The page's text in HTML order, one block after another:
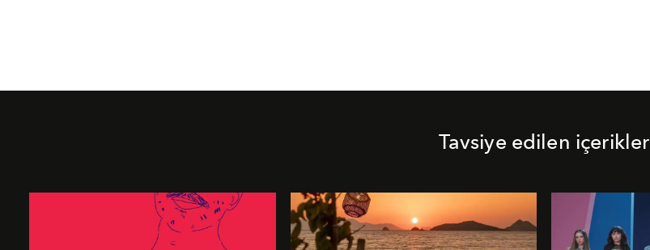
Tavsiye edilen içerikler